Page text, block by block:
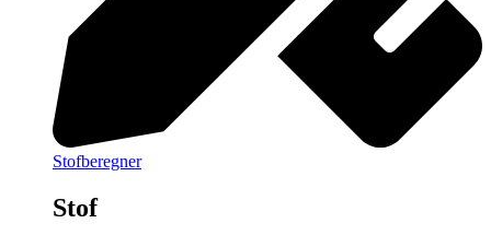
Stofberegner
Stof